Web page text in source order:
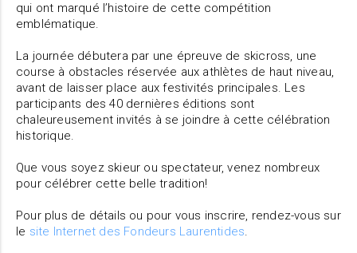
qui ont marqué l’histoire de cette compétition
emblématique.
La journée débutera par une épreuve de skicross, une
course à obstacles réservée aux athlètes de haut niveau,
avant de laisser place aux festivités principales. Les
participants des 40 dernières éditions sont
chaleureusement invités à se joindre à cette célébration
historique.
Que vous soyez skieur ou spectateur, venez nombreux
pour célébrer cette belle tradition!
Pour plus de détails ou pour vous inscrire, rendez-vous sur
le site Internet des Fondeurs Laurentides.